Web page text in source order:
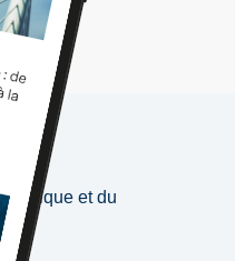
et du